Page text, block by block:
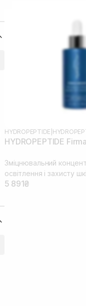
HYDROPEPTIDE
HYDROPEPTIDE
Зміцнювальний
освітлення і захисту
5 891₴